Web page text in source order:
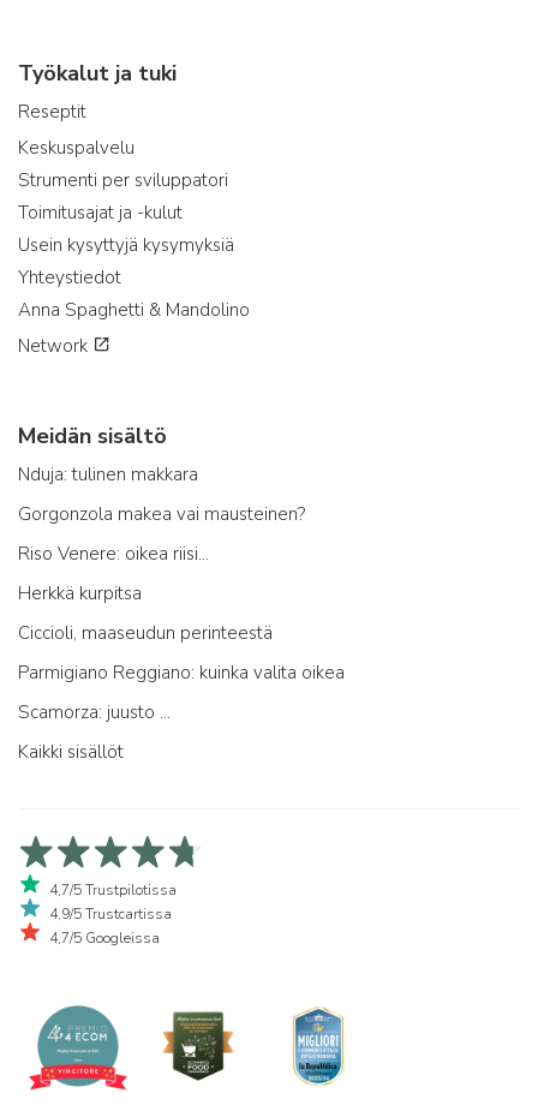
Työkalut ja tuki
Reseptit
Keskuspalvelu
Strumenti per sviluppatori
Toimitusajat ja -kulut
Usein kysyttyjä kysymyksiä
Yhteystiedot
Anna Spaghetti & Mandolino
Network
Meidän sisältö
Nduja: tulinen makkara
Gorgonzola makea vai mausteinen?
Riso Venere: oikea riisi...
Herkkä kurpitsa
Ciccioli, maaseudun perinteestä
Parmigiano Reggiano: kuinka valita oikea
Scamorza: juusto ...
Kaikki sisällöt
4,7/5 Trustpilotissa
4,9/5 Trustcartissa
4,7/5 Googleissa